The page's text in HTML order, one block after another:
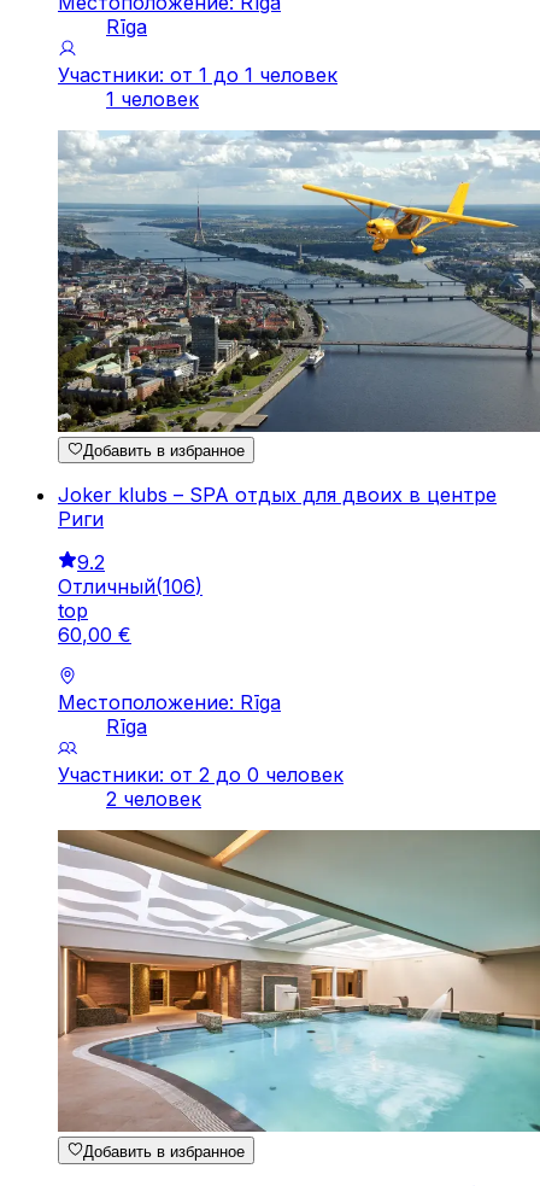
Rīga
Участники: от 1 до 1 человек
1 человек
Добавить в избранное
Joker klubs – SPA отдых для двоих в центре
Риги
9.2
Отличный(106)
top
60,00 €
Местоположение: Rīga
Rīga
Участники: от 2 до 0 человек
2 человек
Добавить в избранное